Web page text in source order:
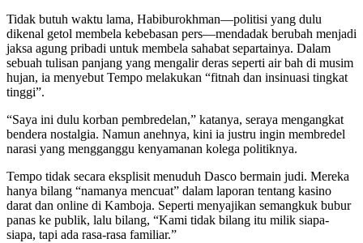
Tidak butuh waktu lama, Habiburokhman—politisi yang dulu
dikenal getol membela kebebasan pers—mendadak berubah menjadi
jaksa agung pribadi untuk membela sahabat separtainya. Dalam
sebuah tulisan panjang yang mengalir deras seperti air bah di musim
hujan, ia menyebut Tempo melakukan “fitnah dan insinuasi tingkat
tinggi”.
“Saya ini dulu korban pembredelan,” katanya, seraya mengangkat
bendera nostalgia. Namun anehnya, kini ia justru ingin membredel
narasi yang mengganggu kenyamanan kolega politiknya.
Tempo tidak secara eksplisit menuduh Dasco bermain judi. Mereka
hanya bilang “namanya mencuat” dalam laporan tentang kasino
darat dan online di Kamboja. Seperti menyajikan semangkuk bubur
panas ke publik, lalu bilang, “Kami tidak bilang itu milik siapa-
siapa, tapi ada rasa-rasa familiar.”